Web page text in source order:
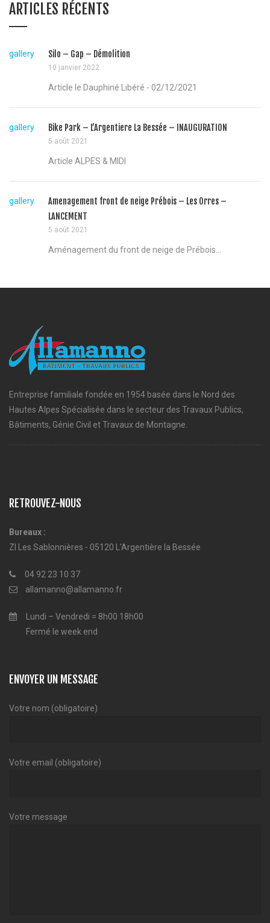
ARTICLES RÉCENTS
gallery Silo – Gap – Démolition
10 janvier 2022
Article le Dauphiné Libéré - 02/12/2021
gallery Bike Park – L’Argentiere La Bessée – INAUGURATION
5 août 2021
Article ALPES & MIDI
gallery
Amenagement front de neige Prébois – Les Orres –
LANCEMENT
5 août 2021
Aménagement du front de neige de Prébois...
Entreprise familiale fondée en 1954 basée dans le Nord des
Hautes Alpes Spécialisée dans le secteur des Travaux Publics,
Bâtiments, Génie Civil et Travaux de Montagne.
RETROUVEZ-NOUS
Bureaux :
ZI Les Sablonnières - 05120 L'Argentière la Bessée
04 92 23 10 37
allamanno@allamanno.fr
Lundi – Vendredi = 8h00 18h00
Fermé le week end
ENVOYER UN MESSAGE
Votre nom (obligatoire)
Votre email (obligatoire)
Votre message